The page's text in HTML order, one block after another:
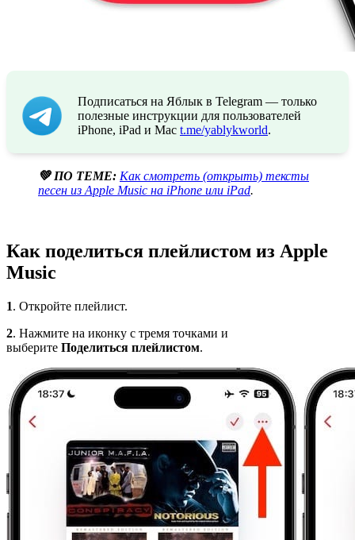
Подписаться на Яблык в Telegram — только
полезные инструкции для пользователей
iPhone, iPad и Mac t.me/yablykworld.
💚 ПО ТЕМЕ: Как смотреть (открыть) тексты
песен из Apple Music на iPhone или iPad.
Как поделиться плейлистом из Apple
Music
1. Откройте плейлист.
2. Нажмите на иконку с тремя точками и
выберите Поделиться плейлистом.